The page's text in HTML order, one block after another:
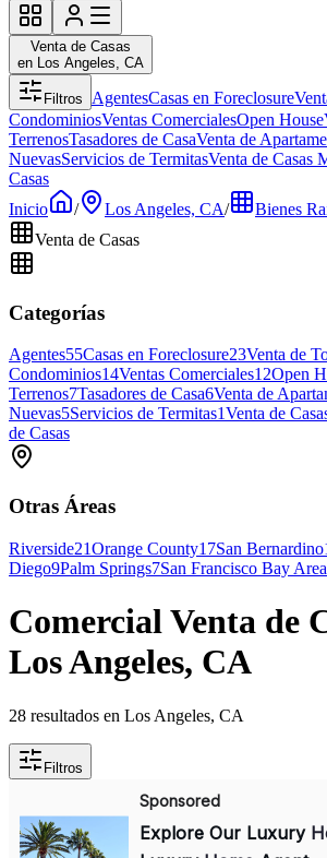
Venta de Casas
en Los Angeles, CA
Filtros AgentesCasas en Foreclosure
CondominiosVentas ComercialesOpen House
TerrenosTasadores de CasaVenta de
NuevasServicios de TermitasVenta de Casas
Casas
Inicio
/ Los Angeles, CA/ Bienes
Venta de Casas
Categorías
Agentes55Casas en Foreclosure23Venta de
Condominios14Ventas Comerciales12Open
Terrenos7Tasadores de Casa6Venta de
Nuevas5Servicios de Termitas1Venta de
de Casas
Otras Áreas
Riverside21Orange County17San Bernardino
Diego9Palm Springs7San Francisco Bay Area
Comercial Venta de
Los Angeles, CA
28 resultados en Los Angeles, CA
Filtros